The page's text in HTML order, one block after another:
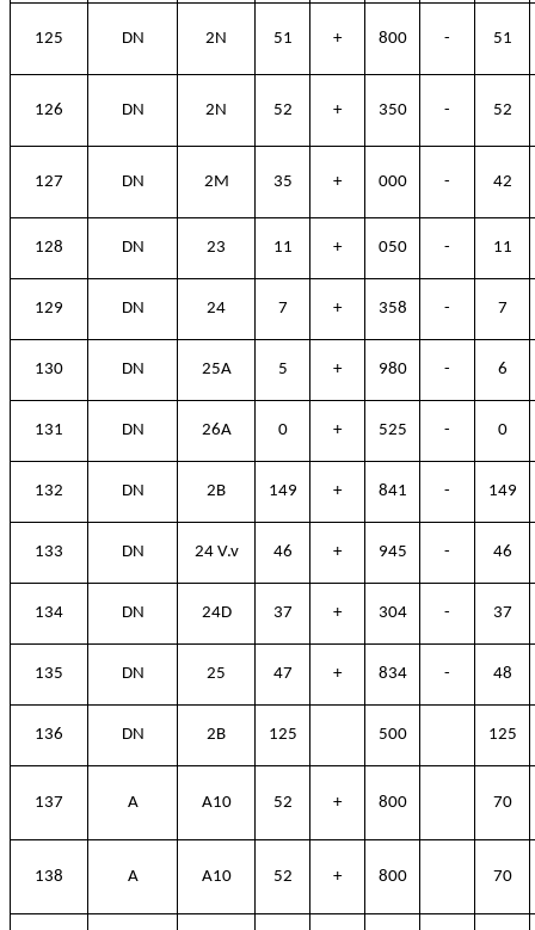
125 DN 2N 51 + 800 - 51
126 DN 2N 52 + 350 - 52
127 DN 2M 35 + 000 - 42
128 DN 23 11 + 050 - 11
129 DN 24 7 + 358 - 7
130 DN 25A 5 + 980 - 6
131 DN 26A 0 + 525 - 0
132 DN 2B 149 + 841 - 149
133 DN 24 V.v 46 + 945 - 46
134 DN 24D 37 + 304 - 37
135 DN 25 47 + 834 - 48
136 DN 2B 125 500 125
137 A A10 52 + 800 70
138 A A10 52 + 800 70